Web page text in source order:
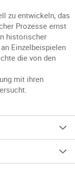
zu entwickeln, das
Prozesse ernst
historischer
Einzelbeispielen
die von den
mit ihren